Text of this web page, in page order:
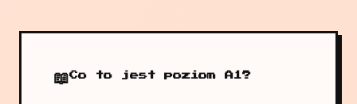
📖Co to jest poziom A1?